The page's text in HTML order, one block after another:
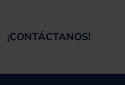
¡CONTÁCTANOS!